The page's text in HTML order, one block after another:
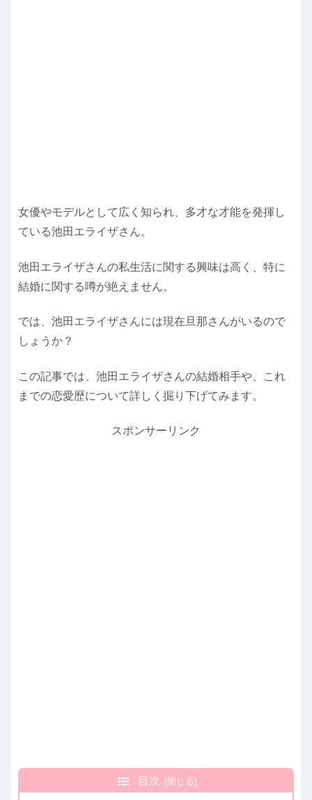
女優やモデルとして広く知られ、多才な才能を発揮し
ている池田エライザさん。
池田エライザさんの私生活に関する興味は高く、特に
結婚に関する噂が絶えません。
では、池田エライザさんには現在旦那さんがいるので
しょうか？
この記事では、池田エライザさんの結婚相手や、これ
までの恋愛歴について詳しく掘り下げてみます。
スポンサーリンク
目次